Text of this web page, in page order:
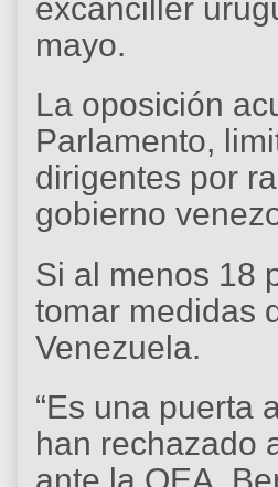
excanciller
mayo.
La oposición
Parlamento,
dirigentes por
gobierno
Si al menos 18
tomar medidas
Venezuela.
“Es una puerta
han rechazado
ante la OEA,